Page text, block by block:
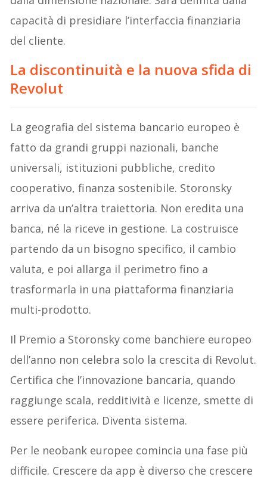
capacità di presidiare l’interfaccia finanziaria
del cliente.
La discontinuità e la nuova sfida di
Revolut
La geografia del sistema bancario europeo è
fatto da grandi gruppi nazionali, banche
universali, istituzioni pubbliche, credito
cooperativo, finanza sostenibile. Storonsky
arriva da un’altra traiettoria. Non eredita una
banca, né la riceve in gestione. La costruisce
partendo da un bisogno specifico, il cambio
valuta, e poi allarga il perimetro fino a
trasformarla in una piattaforma finanziaria
multi-prodotto.
Il Premio a Storonsky come banchiere europeo
dell’anno non celebra solo la crescita di Revolut.
Certifica che l’innovazione bancaria, quando
raggiunge scala, redditività e licenze, smette di
essere periferica. Diventa sistema.
Per le neobank europee comincia una fase più
difficile. Crescere da app è diverso che crescere